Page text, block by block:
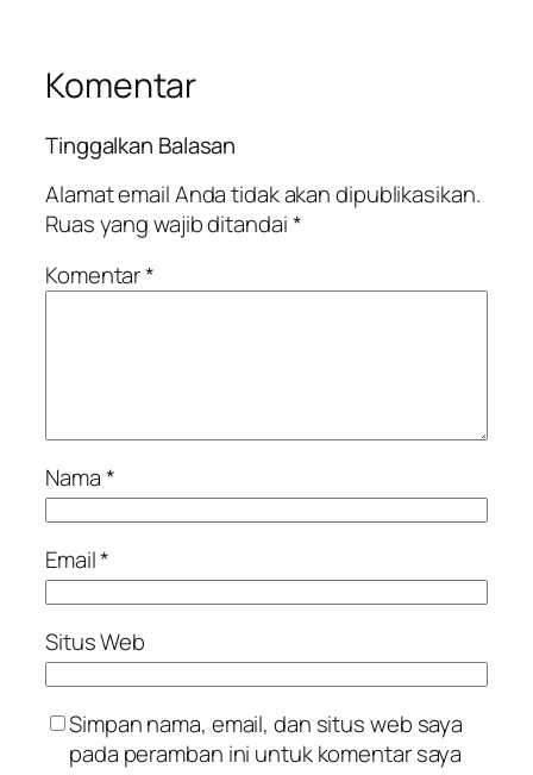
Komentar
Tinggalkan Balasan
Alamat email Anda tidak akan dipublikasikan.
Ruas yang wajib ditandai*
Komentar*
Nama*
Email*
Situs Web
Simpan nama, email, dan situs web saya
pada peramban ini untuk komentar saya